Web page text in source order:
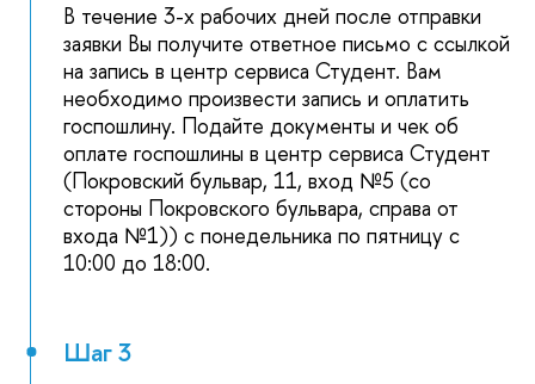
В течение 3-х рабочих дней после отправки
заявки Вы получите ответное письмо с ссылкой
на запись в центр сервиса Студент. Вам
необходимо произвести запись и оплатить
госпошлину. Подайте документы и чек об
оплате госпошлины в центр сервиса Студент
(Покровский бульвар, 11, вход №5 (со
стороны Покровского бульвара, справа от
входа №1)) с понедельника по пятницу с
10:00 до 18:00.
Шаг 3